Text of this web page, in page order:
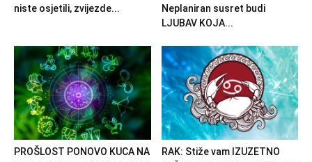
niste osjetili, zvijezde...
Neplaniran susret budi
LJUBAV KOJA...
PROŠLOST PONOVO KUCA NA
RAK: Stiže vam IZUZETNO